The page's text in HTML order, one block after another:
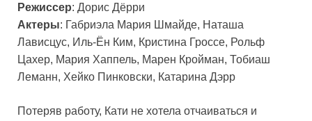
Режиссер: Дорис Дёрри
Актеры: Габриэла Мария Шмайде, Наташа
Лависцус, Иль-Ён Ким, Кристина Гроссе, Рольф
Цахер, Мария Хаппель, Марен Кройман, Тобиаш
Леманн, Хейко Пинковски, Катарина Дэрр
Потеряв работу, Кати не хотела отчаиваться и